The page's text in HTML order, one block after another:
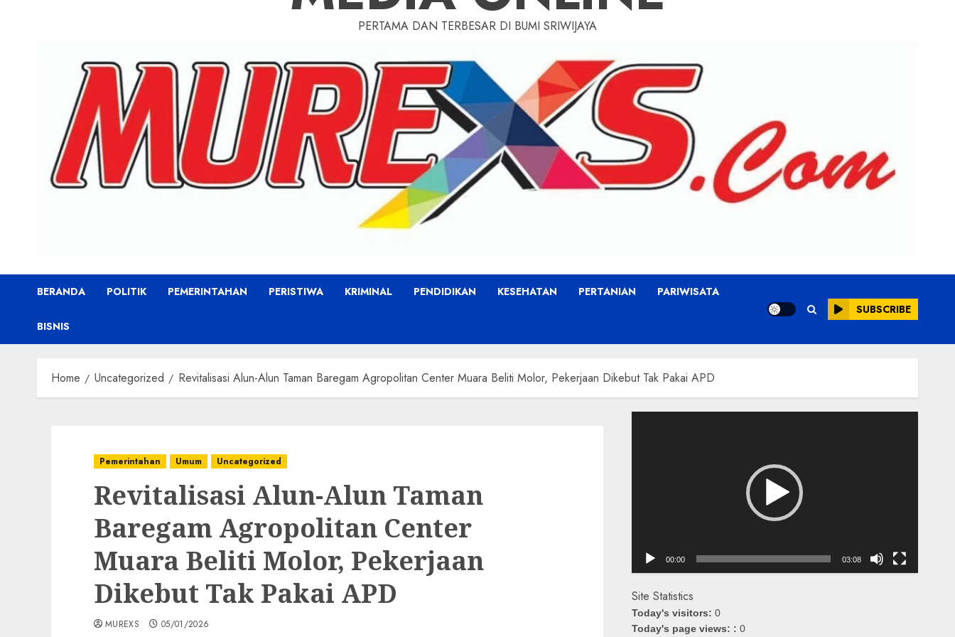
PERTAMA DAN TERBESAR DI BUMI SRIWIJAYA
BERANDA POLITIK PEMERINTAHAN PERISTIWA KRIMINAL PENDIDIKAN KESEHATAN PERTANIAN PARIWISATA
BISNIS
SUBSCRIBE
Home Uncategorized Revitalisasi Alun-Alun Taman Baregam Agropolitan Center Muara Beliti Molor, Pekerjaan Dikebut Tak Pakai APD
Pemerintahan Umum Uncategorized
Revitalisasi Alun-Alun Taman
Baregam Agropolitan Center
Muara Beliti Molor, Pekerjaan
Dikebut Tak Pakai APD
MUREXS 05/01/2026
00:00 03:08
Site Statistics
Today's visitors: 0
Today's page views: : 0